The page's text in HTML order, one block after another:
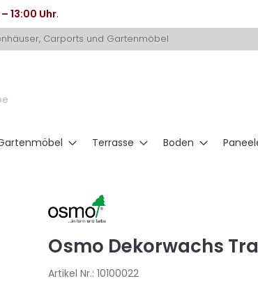
13:00 Uhr.
Carports und Gartenmöbel
Terrasse Boden
Osmo Dekorwachs
Artikel Nr.: 10100022